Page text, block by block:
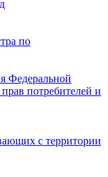
по
Федеральной
потребителей и
с территории